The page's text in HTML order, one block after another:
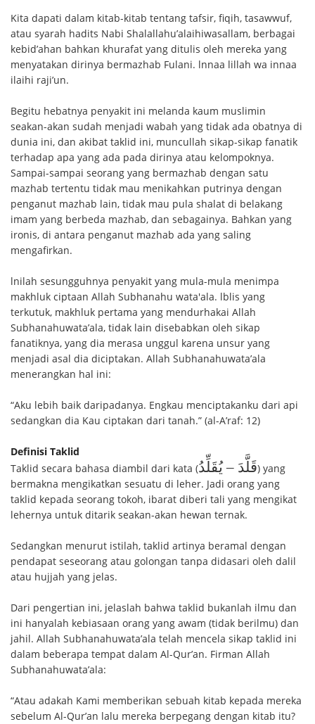
Kita dapati dalam kitab-kitab tentang tafsir, fiqih, tasawwuf,
atau syarah hadits Nabi Shalallahu’alaihiwasallam, berbagai
kebid’ahan bahkan khurafat yang ditulis oleh mereka yang
menyatakan dirinya bermazhab Fulani. lnnaa lillah wa innaa
ilaihi raji’un.
Begitu hebatnya penyakit ini melanda kaum muslimin
seakan-akan sudah menjadi wabah yang tidak ada obatnya di
dunia ini, dan akibat taklid ini, muncullah sikap-sikap fanatik
terhadap apa yang ada pada dirinya atau kelompoknya.
Sampai-sampai seorang yang bermazhab dengan satu
mazhab tertentu tidak mau menikahkan putrinya dengan
penganut mazhab lain, tidak mau pula shalat di belakang
imam yang berbeda mazhab, dan sebagainya. Bahkan yang
ironis, di antara penganut mazhab ada yang saling
mengafirkan.
lnilah sesungguhnya penyakit yang mula-mula menimpa
makhluk ciptaan Allah Subhanahu wata'ala. lblis yang
terkutuk, makhluk pertama yang mendurhakai Allah
Subhanahuwata’ala, tidak lain disebabkan oleh sikap
fanatiknya, yang dia merasa unggul karena unsur yang
menjadi asal dia diciptakan. Allah Subhanahuwata’ala
menerangkan hal ini:
“Aku lebih baik daripadanya. Engkau menciptakanku dari api
sedangkan dia Kau ciptakan dari tanah.” (al-A’raf: 12)
Definisi Taklid
Taklid secara bahasa diambil dari kata (قَلَّدَ – يُقَلِّدُ) yang
bermakna mengikatkan sesuatu di leher. Jadi orang yang
taklid kepada seorang tokoh, ibarat diberi tali yang mengikat
lehernya untuk ditarik seakan-akan hewan ternak.
Sedangkan menurut istilah, taklid artinya beramal dengan
pendapat seseorang atau golongan tanpa didasari oleh dalil
atau hujjah yang jelas.
Dari pengertian ini, jelaslah bahwa taklid bukanlah ilmu dan
ini hanyalah kebiasaan orang yang awam (tidak berilmu) dan
jahil. Allah Subhanahuwata’ala telah mencela sikap taklid ini
dalam beberapa tempat dalam Al-Qur’an. Firman Allah
Subhanahuwata’ala:
“Atau adakah Kami memberikan sebuah kitab kepada mereka
sebelum Al-Qur’an lalu mereka berpegang dengan kitab itu?